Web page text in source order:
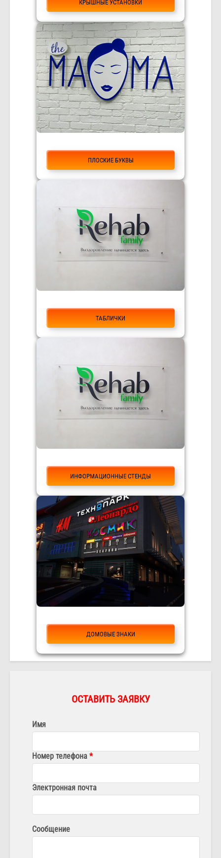
КРЫШНЫЕ УСТАНОВКИ
ПЛОСКИЕ БУКВЫ
ТАБЛИЧКИ
ИНФОРМАЦИОННЫЕ СТЕНДЫ
ДОМОВЫЕ ЗНАКИ
ОСТАВИТЬ ЗАЯВКУ
Имя
Номер телефона
Электронная почта
Сообщение